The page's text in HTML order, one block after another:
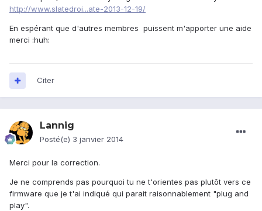
http://www.slatedroi...ate-2013-12-19/
En espérant que d'autres membres puissent m'apporter une aide
merci :huh:
Citer
Lannig
Posté(e) 3 janvier 2014
Merci pour la correction.
Je ne comprends pas pourquoi tu ne t'orientes pas plutôt vers ce
firmware que je t'ai indiqué qui parait raisonnablement "plug and
play".